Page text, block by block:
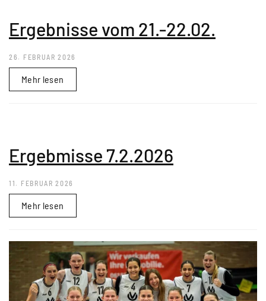
Ergebnisse vom 21.-22.02.
26. FEBRUAR 2026
Mehr lesen
Ergebmisse 7.2.2026
11. FEBRUAR 2026
Mehr lesen